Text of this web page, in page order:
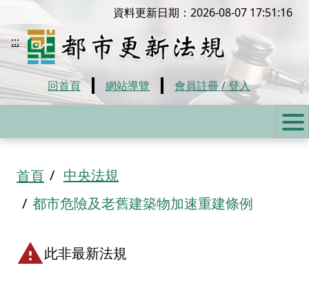
移到主要內容
:::
都市更新法規
資料更新日期：2026-08-07 17:51:16
回首頁 網站導覽 會員註冊 / 登入
首頁
中央法規
都市危險及老舊建築物加速重建條例
此非最新法規